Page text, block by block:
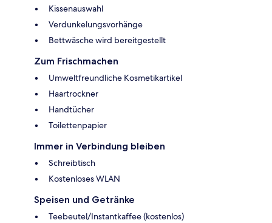
Kissenauswahl
Verdunkelungsvorhänge
Bettwäsche wird bereitgestellt
Zum Frischmachen
Umweltfreundliche Kosmetikartikel
Haartrockner
Handtücher
Toilettenpapier
Immer in Verbindung bleiben
Schreibtisch
Kostenloses WLAN
Speisen und Getränke
Teebeutel/Instantkaffee (kostenlos)